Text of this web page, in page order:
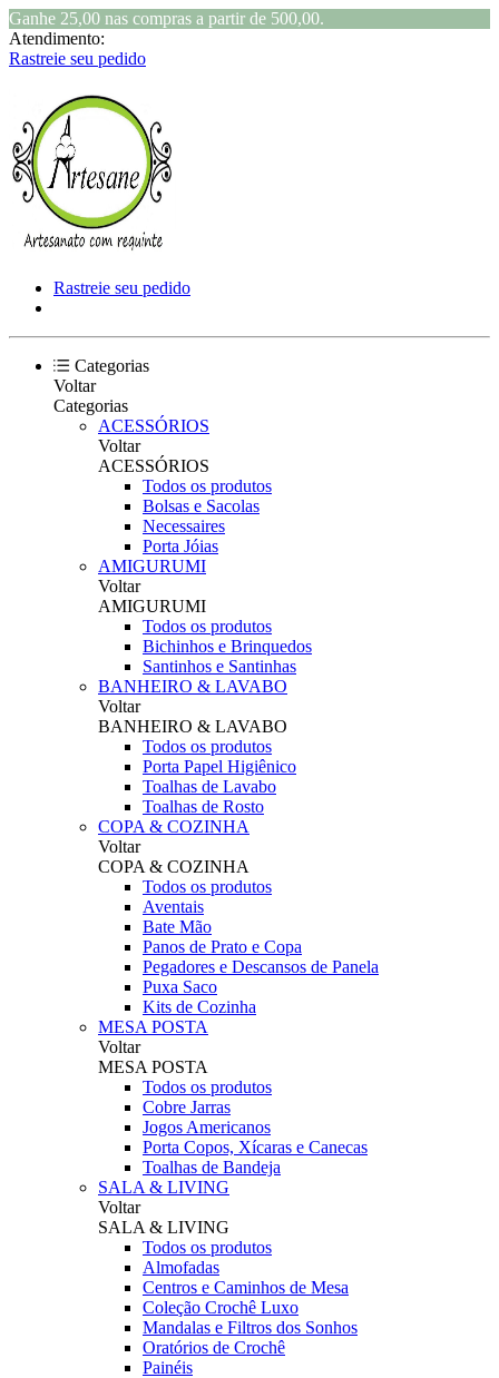
Ganhe 25,00 nas compras a partir de 500,00.
Atendimento:
Rastreie seu pedido
Rastreie seu pedido
Categorias
Voltar
Categorias
ACESSÓRIOS
Voltar
ACESSÓRIOS
Todos os produtos
Bolsas e Sacolas
Necessaires
Porta Jóias
AMIGURUMI
Voltar
AMIGURUMI
Todos os produtos
Bichinhos e Brinquedos
Santinhos e Santinhas
BANHEIRO & LAVABO
Voltar
BANHEIRO & LAVABO
Todos os produtos
Porta Papel Higiênico
Toalhas de Lavabo
Toalhas de Rosto
COPA & COZINHA
Voltar
COPA & COZINHA
Todos os produtos
Aventais
Bate Mão
Panos de Prato e Copa
Pegadores e Descansos de Panela
Puxa Saco
Kits de Cozinha
MESA POSTA
Voltar
MESA POSTA
Todos os produtos
Cobre Jarras
Jogos Americanos
Porta Copos, Xícaras e Canecas
Toalhas de Bandeja
SALA & LIVING
Voltar
SALA & LIVING
Todos os produtos
Almofadas
Centros e Caminhos de Mesa
Coleção Crochê Luxo
Mandalas e Filtros dos Sonhos
Oratórios de Crochê
Painéis